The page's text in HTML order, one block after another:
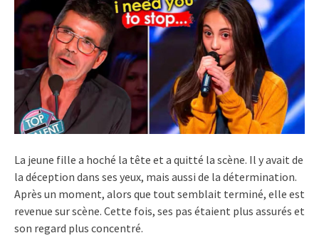
La jeune fille a hoché la tête et a quitté la scène. Il y avait de
la déception dans ses yeux, mais aussi de la détermination.
Après un moment, alors que tout semblait terminé, elle est
revenue sur scène. Cette fois, ses pas étaient plus assurés et
son regard plus concentré.